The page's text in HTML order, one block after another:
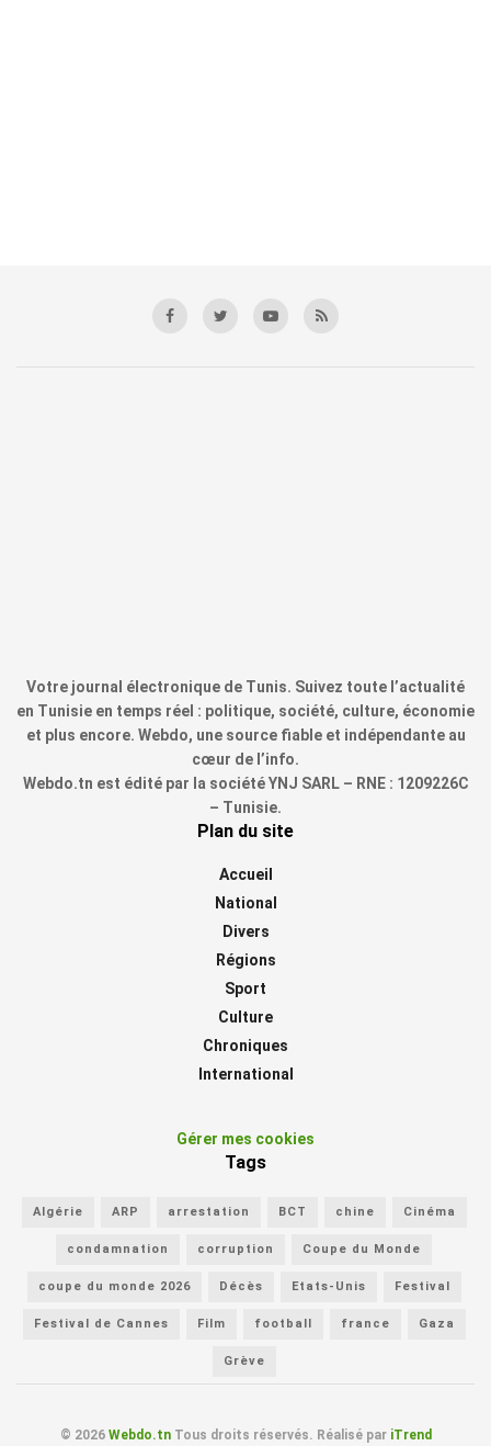
Votre journal électronique de Tunis. Suivez toute l’actualité
en Tunisie en temps réel : politique, société, culture, économie
et plus encore. Webdo, une source fiable et indépendante au
cœur de l’info.
Webdo.tn est édité par la société YNJ SARL – RNE : 1209226C
– Tunisie.
Plan du site
Accueil
National
Divers
Régions
Sport
Culture
Chroniques
International
Gérer mes cookies
Tags
Algérie ARP arrestation BCT chine Cinéma
condamnation corruption Coupe du Monde
coupe du monde 2026 Décès Etats-Unis Festival
Festival de Cannes Film football france Gaza
Grève
© 2026 Webdo.tnTous droits réservés. Réalisé par iTrend